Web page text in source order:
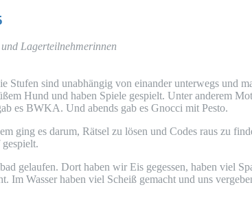
Lagerteilnehmerinnen
Stu­fen sind unab­hän­gig von ein­an­der unter­wegs und
Hund und haben Spie­le gespielt. Unter ande­rem
es BWKA. Und abends gab es Gnoc­ci mit Pesto.
ging es dar­um, Rät­sel zu lösen und Codes raus zu
gelau­fen. Dort haben wir Eis geges­sen, haben viel
Im Was­ser haben viel Scheiß gemacht und uns